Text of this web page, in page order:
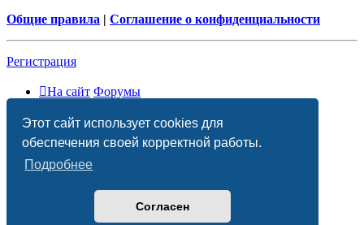
Этот сайт использует cookies для
обеспечения своей корректной работы.
Подробнее
Согласен
Общие правила | Соглашение о конфиденциальности
Регистрация
На сайт Форумы
Удалить cookies